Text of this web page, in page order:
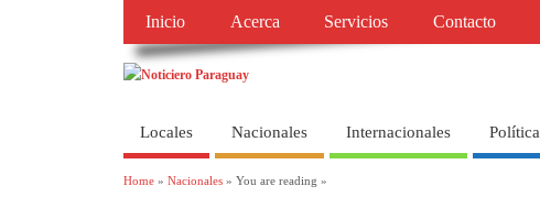
Inicio Acerca Servicios Contacto
Locales Nacionales Internacionales Política
Home » Nacionales » You are reading »